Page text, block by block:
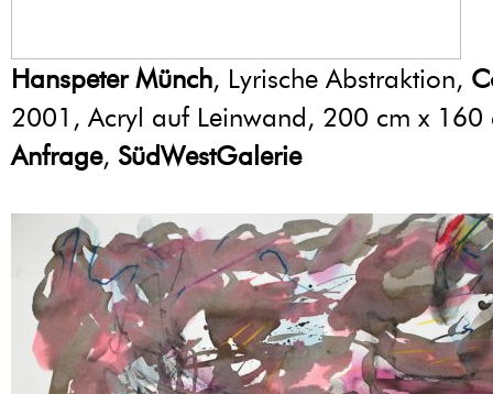
Hanspeter Münch, Lyrische Abstraktion,
2001, Acryl auf Leinwand, 200 cm x
Anfrage, SüdWestGalerie